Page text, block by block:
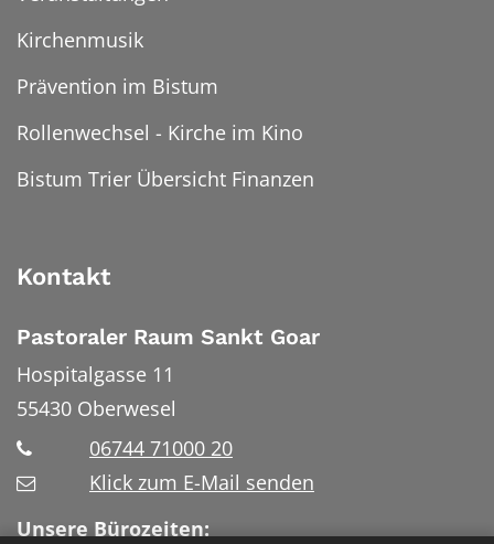
Kirchenmusik
Prävention im Bistum
Rollenwechsel - Kirche im Kino
Bistum Trier Übersicht Finanzen
Kontakt
Pastoraler Raum Sankt Goar
Hospitalgasse 11
55430 Oberwesel
06744 71000 20
Klick zum E-Mail senden
Unsere Bürozeiten: